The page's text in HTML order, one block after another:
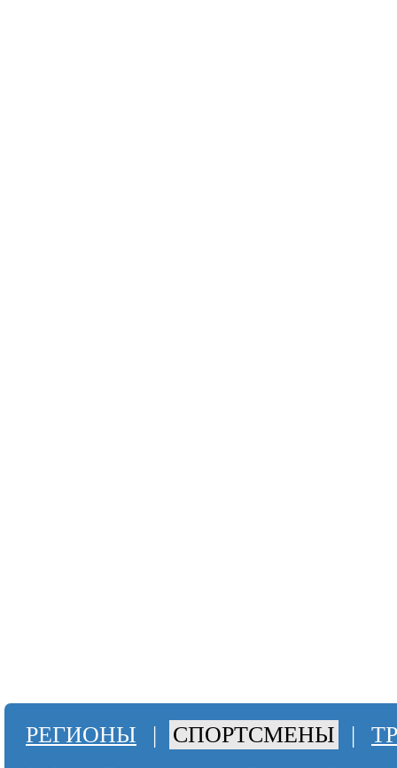
РЕГИОНЫ | СПОРТСМЕНЫ |